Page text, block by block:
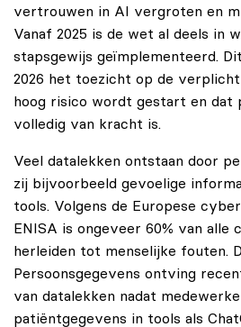
vertrouwen in AI vergroten en
Vanaf 2025 is de wet al deels in
stapsgewijs geïmplementeerd.
2026 het toezicht op de
hoog risico wordt gestart en dat
volledig van kracht is.
Veel datalekken ontstaan door
zij bijvoorbeeld gevoelige
tools. Volgens de Europese
ENISA is ongeveer 60% van alle
herleiden tot menselijke fouten.
Persoonsgegevens ontving
van datalekken nadat
patiëntgegevens in tools als